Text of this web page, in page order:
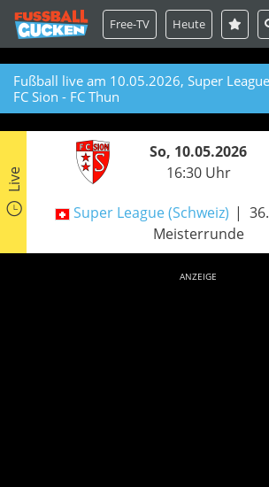
Free-TV Heute
Fußball live am 10.05.2026, Super
FC Sion - FC Thun
Live
So, 10.05.2026
16:30 Uhr
Super League (Schweiz)
Meisterrunde
ANZEIGE